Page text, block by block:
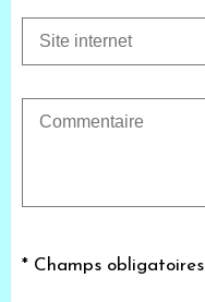
* Champs obligatoires